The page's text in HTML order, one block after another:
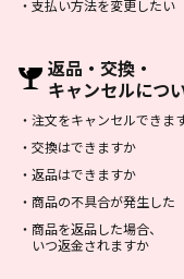
・ 支払い方法を変更したい
返品・交換・
キャンセルにつ
・ 注文をキャンセルできま
・ 交換はできますか
・ 返品はできますか
・ 商品の不具合が発生した
・ 商品を返品した場合、
いつ返金されますか